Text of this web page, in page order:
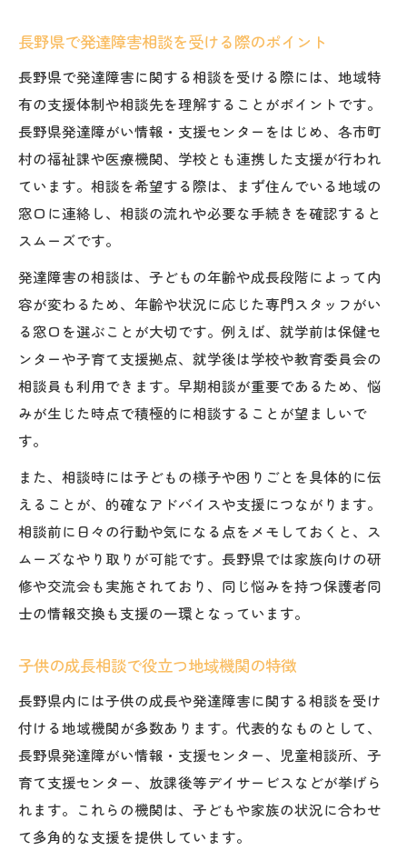
長野県で発達障害相談を受ける際のポイント
長野県で発達障害に関する相談を受ける際には、地域特
有の支援体制や相談先を理解することがポイントです。
長野県発達障がい情報・支援センターをはじめ、各市町
村の福祉課や医療機関、学校とも連携した支援が行われ
ています。相談を希望する際は、まず住んでいる地域の
窓口に連絡し、相談の流れや必要な手続きを確認すると
スムーズです。
発達障害の相談は、子どもの年齢や成長段階によって内
容が変わるため、年齢や状況に応じた専門スタッフがい
る窓口を選ぶことが大切です。例えば、就学前は保健セ
ンターや子育て支援拠点、就学後は学校や教育委員会の
相談員も利用できます。早期相談が重要であるため、悩
みが生じた時点で積極的に相談することが望ましいで
す。
また、相談時には子どもの様子や困りごとを具体的に伝
えることが、的確なアドバイスや支援につながります。
相談前に日々の行動や気になる点をメモしておくと、ス
ムーズなやり取りが可能です。長野県では家族向けの研
修や交流会も実施されており、同じ悩みを持つ保護者同
士の情報交換も支援の一環となっています。
子供の成長相談で役立つ地域機関の特徴
長野県内には子供の成長や発達障害に関する相談を受け
付ける地域機関が多数あります。代表的なものとして、
長野県発達障がい情報・支援センター、児童相談所、子
育て支援センター、放課後等デイサービスなどが挙げら
れます。これらの機関は、子どもや家族の状況に合わせ
て多角的な支援を提供しています。